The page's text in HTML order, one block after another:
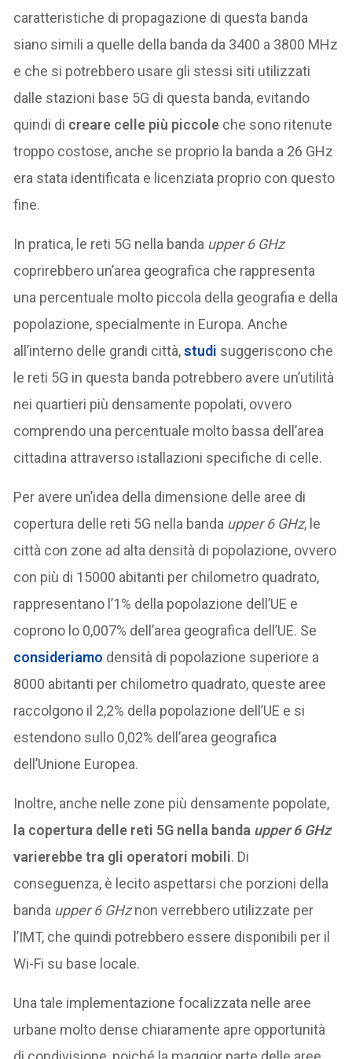
caratteristiche di propagazione di questa banda
siano simili a quelle della banda da 3400 a 3800 MHz
e che si potrebbero usare gli stessi siti utilizzati
dalle stazioni base 5G di questa banda, evitando
quindi di creare celle più piccole che sono ritenute
troppo costose, anche se proprio la banda a 26 GHz
era stata identificata e licenziata proprio con questo
fine.
In pratica, le reti 5G nella banda upper 6 GHz
coprirebbero un’area geografica che rappresenta
una percentuale molto piccola della geografia e della
popolazione, specialmente in Europa. Anche
all’interno delle grandi città,studi suggeriscono che
le reti 5G in questa banda potrebbero avere un’utilità
nei quartieri più densamente popolati, ovvero
comprendo una percentuale molto bassa dell’area
cittadina attraverso istallazioni specifiche di celle.
Per avere un’idea della dimensione delle aree di
copertura delle reti 5G nella banda upper 6 GHz, le
città con zone ad alta densità di popolazione, ovvero
con più di 15000 abitanti per chilometro quadrato,
rappresentano l’1% della popolazione dell’UE e
coprono lo 0,007% dell’area geografica dell’UE. Se
consideriamo densità di popolazione superiore a
8000 abitanti per chilometro quadrato, queste aree
raccolgono il 2,2% della popolazione dell’UE e si
estendono sullo 0,02% dell’area geografica
dell’Unione Europea.
Inoltre, anche nelle zone più densamente popolate,
la copertura delle reti 5G nella banda upper 6 GHz
varierebbe tra gli operatori mobili. Di
conseguenza, è lecito aspettarsi che porzioni della
banda upper 6 GHznon verrebbero utilizzate per
l’IMT, che quindi potrebbero essere disponibili per il
Wi-Fi su base locale.
Una tale implementazione focalizzata nelle aree
urbane molto dense chiaramente apre opportunità